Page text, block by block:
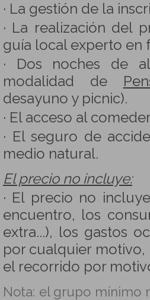
· La gestión de la
· La realización del
guía local experto en
· Dos noches de
modalidad de
desayuno y picnic).
· El acceso al
· El seguro de
medio natural.
El precio no incluye:
· El precio no
encuentro, los
extra...), los gastos
por cualquier motivo,
el recorrido por
Nota: el grupo mínimo